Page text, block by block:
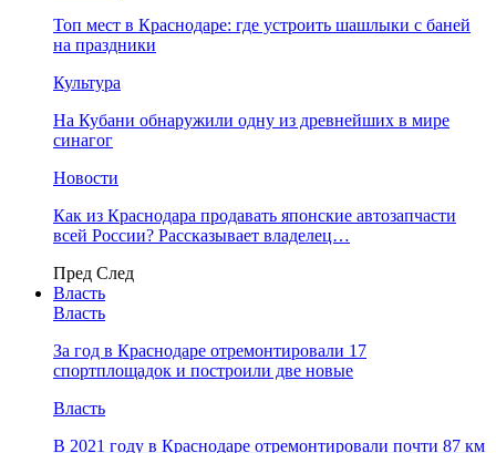
Топ мест в Краснодаре: где устроить шашлыки с баней
на праздники
Культура
На Кубани обнаружили одну из древнейших в мире
синагог
Новости
Как из Краснодара продавать японские автозапчасти
всей России? Рассказывает владелец…
Пред След
Власть
Власть
За год в Краснодаре отремонтировали 17
спортплощадок и построили две новые
Власть
В 2021 году в Краснодаре отремонтировали почти 87 км